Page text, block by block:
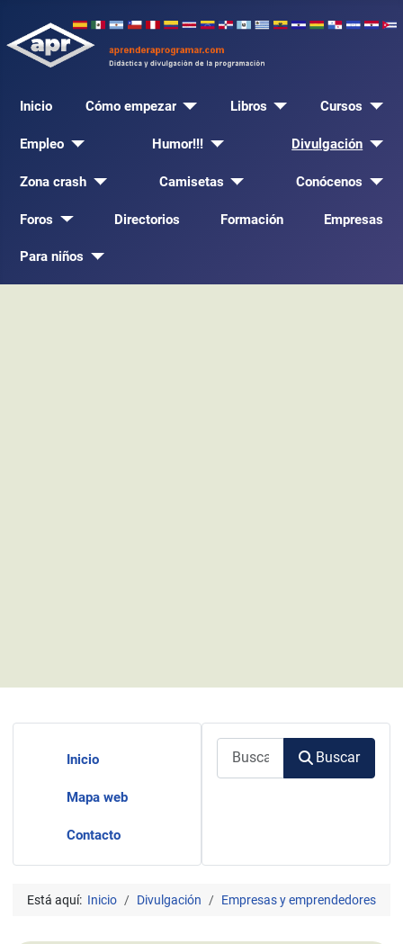
Inicio Cómo empezar Libros Cursos
Empleo Humor!!! Divulgación
Zona crash Camisetas Conócenos
Foros Directorios Formación Empresas
Para niños
Inicio
Mapa web
Contacto
Buscar
Está aquí: Inicio Divulgación Empresas y emprendedores